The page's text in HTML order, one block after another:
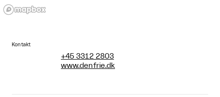
Kontakt
+45 3312 2803
www.denfrie.dk